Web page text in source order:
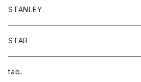
STANLEY
STAR
tab．